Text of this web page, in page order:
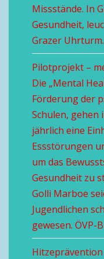
Missstände. In
Gesundheit,
Grazer
Pilotprojekt –
Die „Mental
Förderung der
Schulen, gehen
jährlich eine
Essstörungen
um das
Gesundheit zu
Golli Marboe
Jugendlichen
gewesen.